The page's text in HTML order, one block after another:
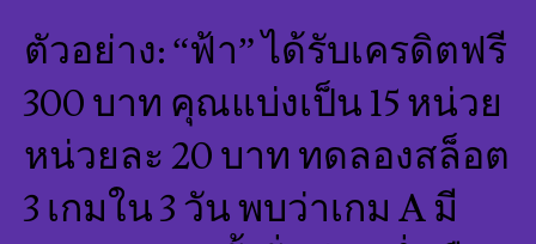
ตัวอย่าง: “ฟ้า” ได้รับเครดิตฟรี
300 บาท คุณแบ่งเป็น 15 หน่วย
หน่วยละ 20 บาท ทดลองสล็อต
3 เกมใน 3 วัน พบว่าเกม A มี